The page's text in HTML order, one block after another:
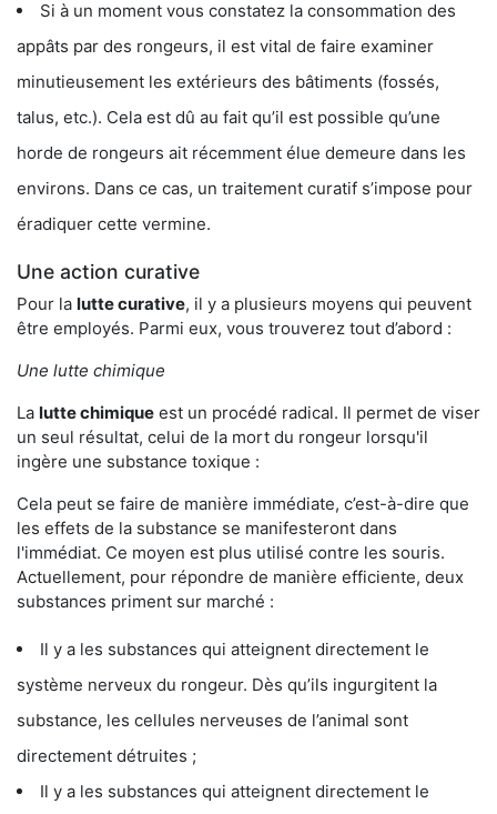
Si à un moment vous constatez la consommation des
appâts par des rongeurs, il est vital de faire examiner
minutieusement les extérieurs des bâtiments (fossés,
talus, etc.). Cela est dû au fait qu’il est possible qu’une
horde de rongeurs ait récemment élue demeure dans les
environs. Dans ce cas, un traitement curatif s’impose pour
éradiquer cette vermine.
Une action curative
Pour la lutte curative, il y a plusieurs moyens qui peuvent
être employés. Parmi eux, vous trouverez tout d’abord :
Une lutte chimique
La lutte chimique est un procédé radical. Il permet de viser
un seul résultat, celui de la mort du rongeur lorsqu'il
ingère une substance toxique :
Cela peut se faire de manière immédiate, c’est-à-dire que
les effets de la substance se manifesteront dans
l'immédiat. Ce moyen est plus utilisé contre les souris.
Actuellement, pour répondre de manière efficiente, deux
substances priment sur marché :
Il y a les substances qui atteignent directement le
système nerveux du rongeur. Dès qu’ils ingurgitent la
substance, les cellules nerveuses de l’animal sont
directement détruites ;
Il y a les substances qui atteignent directement le